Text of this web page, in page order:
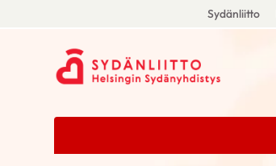
Sydänliitto